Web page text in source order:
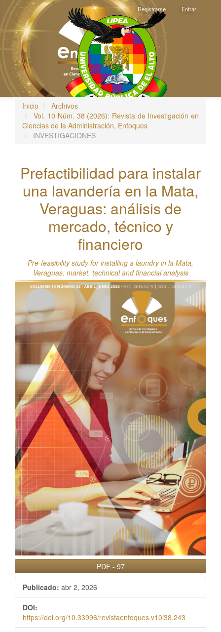
Navegación
principal
Contenido
principal
Barra
lateral
Registrarse Entrar
Inicio
Archivos
Vol. 10 Núm. 38 (2026): Revista de Investigación en
Ciencias de la Administración, Enfoques
INVESTIGACIONES
Prefactibilidad para instalar
una lavandería en la Mata,
Veraguas: análisis de
mercado, técnico y
financiero
Pre-feasibility study for installing a laundry in la Mata,
Veraguas: market, technical and financial analysis
Barra
lateral
del
artículo
PDF - 97
Publicado: abr 2, 2026
DOI:
https://doi.org/10.33996/revistaenfoques.v10i38.243